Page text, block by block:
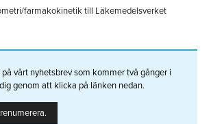
farmakokinetik till Läkemedelsverket
vårt nyhetsbrev som kommer två gånger i
genom att klicka på länken nedan.